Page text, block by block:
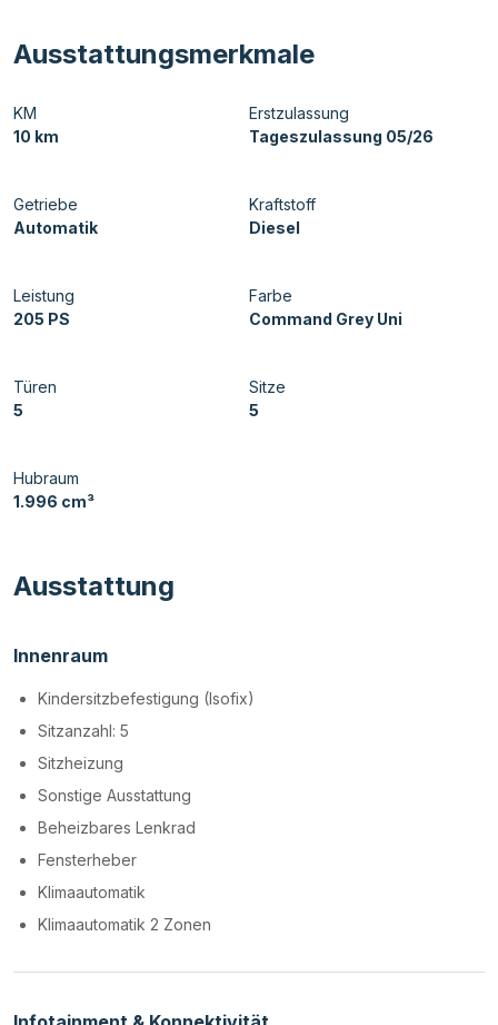
Ausstattungsmerkmale
KM
10 km
Erstzulassung
Tageszulassung 05/26
Getriebe
Automatik
Kraftstoff
Diesel
Leistung
205 PS
Farbe
Command Grey Uni
Türen
5
Sitze
5
Hubraum
1.996 cm³
Ausstattung
Innenraum
Kindersitzbefestigung (Isofix)
Sitzanzahl: 5
Sitzheizung
Sonstige Ausstattung
Beheizbares Lenkrad
Fensterheber
Klimaautomatik
Klimaautomatik 2 Zonen